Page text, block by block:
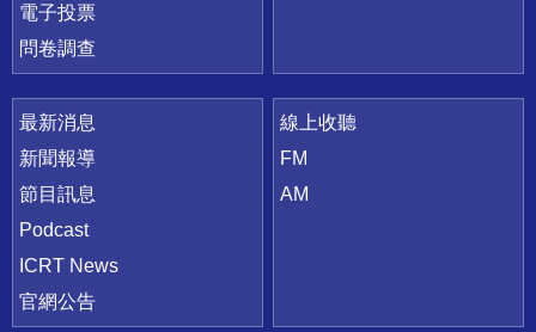
電子投票
問卷調查
最新消息
新聞報導
節目訊息
Podcast
ICRT News
官網公告
線上收聽
FM
AM